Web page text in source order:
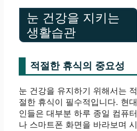
눈 건강을 지키는
생활습관
적절한 휴식의 중요성
눈 건강을 유지하기 위해서는 적
절한 휴식이 필수적입니다. 현대
인들은 대부분 하루 종일 컴퓨터
나 스마트폰 화면을 바라보며 시